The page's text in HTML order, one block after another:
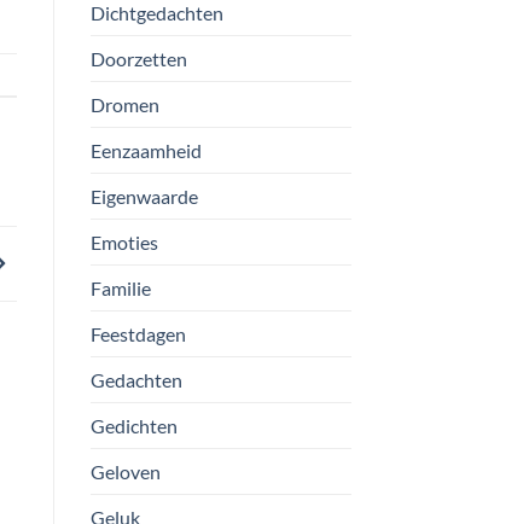
Dichtgedachten
Doorzetten
Dromen
Eenzaamheid
Eigenwaarde
Emoties
Familie
Feestdagen
Gedachten
Gedichten
Geloven
Geluk